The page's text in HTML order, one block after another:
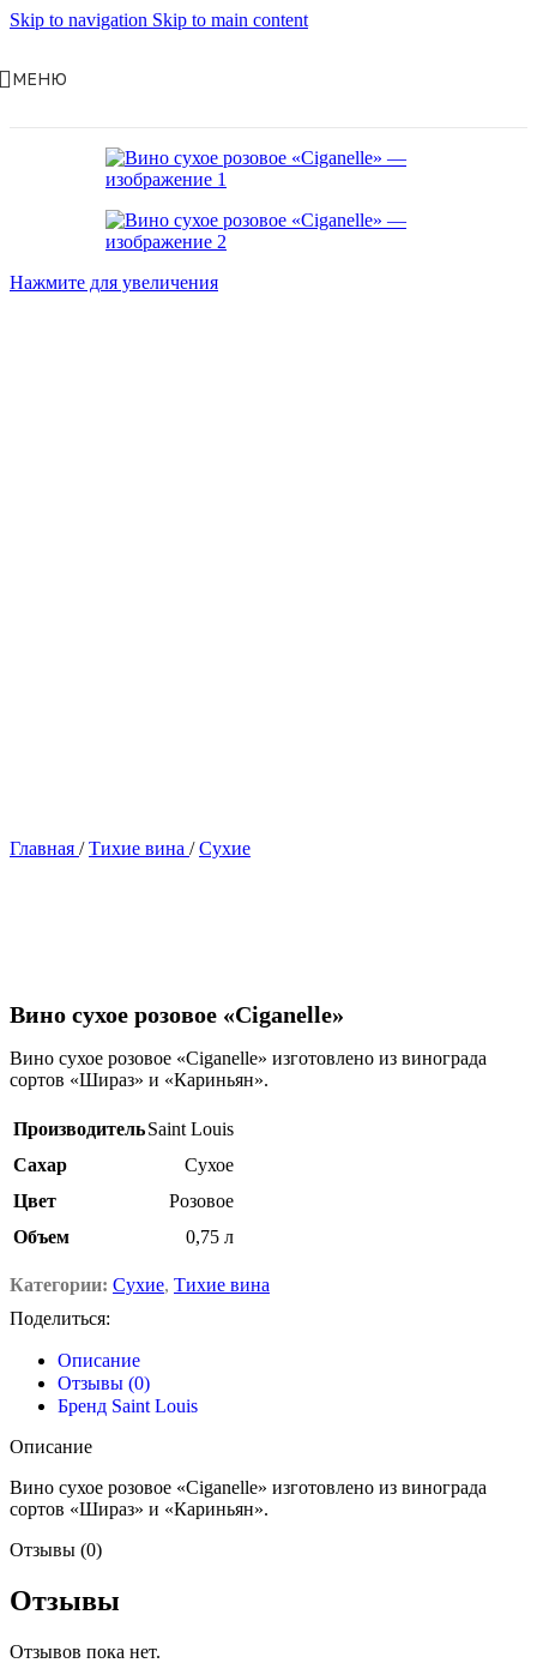
Skip to navigation Skip to main content
МЕНЮ
Нажмите для увеличения
Главная / Тихие вина / Сухие
Вино сухое розовое «Ciganelle»
Вино сухое розовое «Ciganelle» изготовлено из винограда
сортов «Шираз» и «Кариньян».
ПроизводительSaint Louis
Сахар
Сухое
Цвет
Розовое
Объем
0,75 л
Категории: Сухие, Тихие вина
Поделиться:
Описание
Отзывы (0)
Бренд Saint Louis
Описание
Вино сухое розовое «Ciganelle» изготовлено из винограда
сортов «Шираз» и «Кариньян».
Отзывы (0)
Отзывы
Отзывов пока нет.